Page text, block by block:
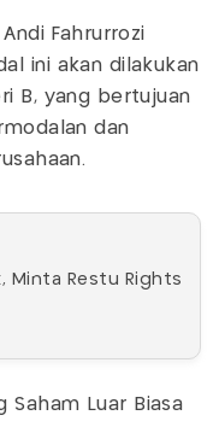
Fahrurrozi
ini akan dilakukan
B, yang bertujuan
dan
Minta Restu Rights
Saham Luar Biasa